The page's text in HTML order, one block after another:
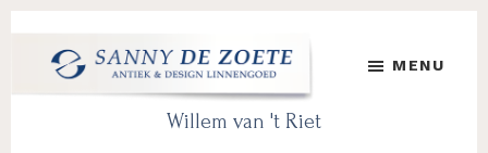
hoofd
eerste
voettekst
MENU
Willem van 't Riet